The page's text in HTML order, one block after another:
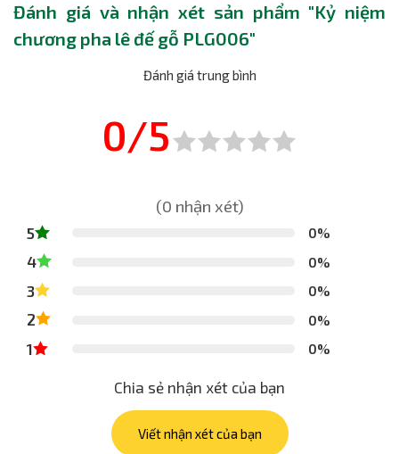
Đánh giá và nhận xét sản phẩm "Kỷ niệm
chương pha lê đế gỗ PLG006"
Đánh giá trung bình
0/5
(0 nhận xét)
5 0%
4 0%
3 0%
2 0%
1 0%
Chia sẻ nhận xét của bạn
Viết nhận xét của bạn